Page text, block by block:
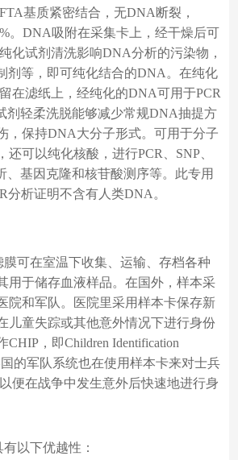
基质紧密结合，无DNA断裂，
。DNA吸附在采集卡上，经干燥后可
化试剂清洗影响DNA分析的污染物，
剂等，即可纯化结合的DNA。在纯化
在滤纸上，经纯化的DNA可用于PCR
剂轻柔洗脱能够减少常规DNA抽提方
，保持DNA大分子形式。可用于分子
可以纯化核酸，进行PCR、SNP、
、基因克隆和核苷酸测序等。此专用
分析证明不含有人类DNA。
膜可在室温下收集、运输、存档各种
用于储存血液样品。在国外，样本采
院和军队。医院里采用样本卡保存新
儿童失踪或其他意外情况下进行身份
，即Children Identification
的军队系统也在使用样本卡来对士兵
便在战争中发生意外后快速地进行身
有以下优越性：